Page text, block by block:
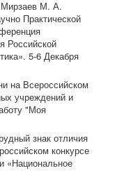
М. А.
Практической
Российской
5-6 Декабря
на Всероссийском
учреждений и
"Моя
знак отличия
конкурсе
«Национальное